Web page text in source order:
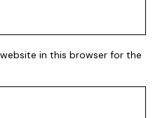
in this browser for the